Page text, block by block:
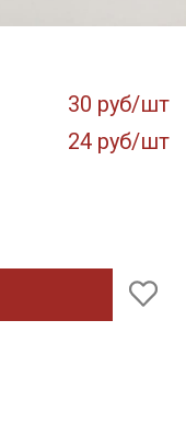
30 руб/шт
24 руб/шт